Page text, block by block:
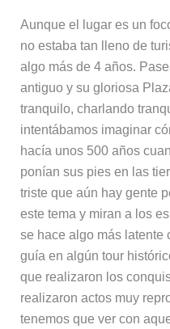
Aunque el lugar es un
no estaba tan lleno de
algo más de 4 años.
antiguo y su gloriosa
tranquilo, charlando
intentábamos imaginar
hacía unos 500 años
ponían sus pies en las
triste que aún hay gente
este tema y miran a los
se hace algo más latente
guía en algún tour
que realizaron los
realizaron actos muy
tenemos que ver con